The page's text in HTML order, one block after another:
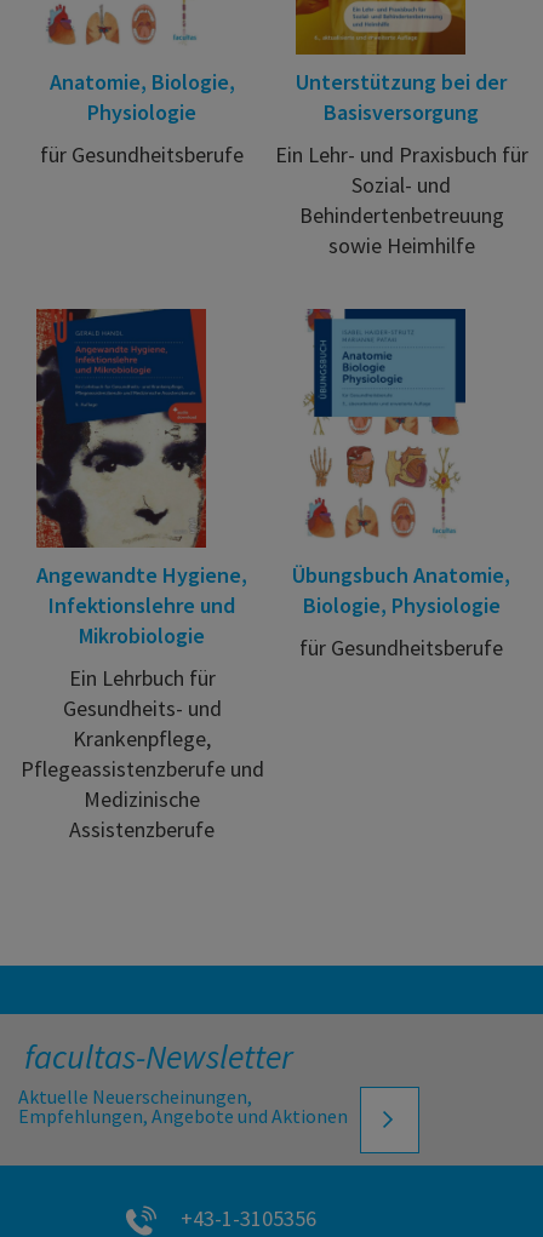
Anatomie, Biologie,
Physiologie
für Gesundheitsberufe
Unterstützung bei der
Basisversorgung
Ein Lehr- und Praxisbuch für
Sozial- und
Behindertenbetreuung
sowie Heimhilfe
Angewandte Hygiene,
Infektionslehre und
Mikrobiologie
Ein Lehrbuch für
Gesundheits- und
Krankenpflege,
Pflegeassistenzberufe und
Medizinische
Assistenzberufe
Übungsbuch Anatomie,
Biologie, Physiologie
für Gesundheitsberufe
facultas-Newsletter
Aktuelle Neuerscheinungen,
Empfehlungen, Angebote und Aktionen
+43-1-3105356